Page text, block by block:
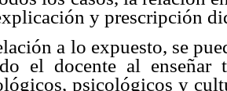
y prescripción
a lo expuesto, se
el docente al enseñar
psicológicos y